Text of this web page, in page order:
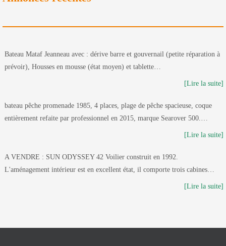
Bateau Mataf Jeanneau avec : dérive barre et gouvernail (petite réparation à
prévoir), Housses en mousse (état moyen) et tablette…
[Lire la suite]
bateau pêche promenade 1985, 4 places, plage de pêche spacieuse, coque
entièrement refaite par professionnel en 2015, marque Searover 500.…
[Lire la suite]
A VENDRE : SUN ODYSSEY 42 Voilier construit en 1992.
L'aménagement intérieur est en excellent état, il comporte trois cabines…
[Lire la suite]